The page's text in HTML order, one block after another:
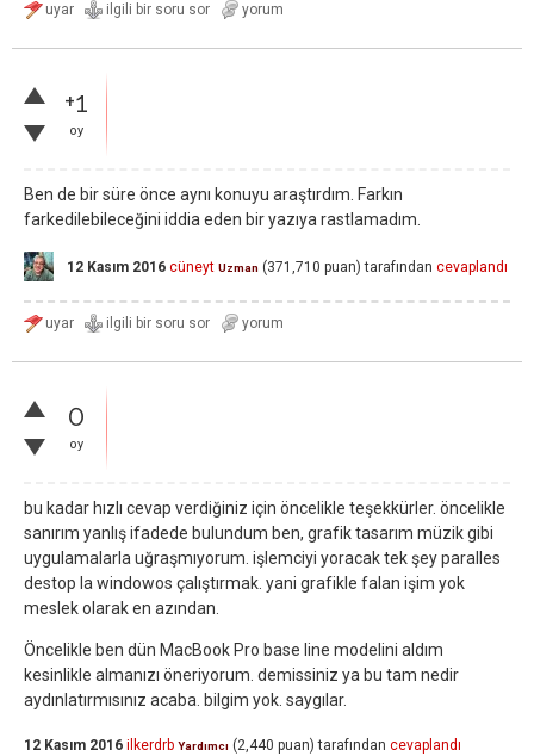
+1
oy
Ben de bir süre önce aynı konuyu araştırdım. Farkın
farkedilebileceğini iddia eden bir yazıya rastlamadım.
12 Kasım 2016 cüneyt Uzman (371,710 puan) tarafından cevaplandı
0
oy
bu kadar hızlı cevap verdiğiniz için öncelikle teşekkürler. öncelikle
sanırım yanlış ifadede bulundum ben, grafik tasarım müzik gibi
uygulamalarla uğraşmıyorum. işlemciyi yoracak tek şey paralles
destop la windowos çalıştırmak. yani grafikle falan işim yok
meslek olarak en azından.
Öncelikle ben dün MacBook Pro base line modelini aldım
kesinlikle almanızı öneriyorum. demissiniz ya bu tam nedir
aydınlatırmısınız acaba. bilgim yok. saygılar.
12 Kasım 2016 ilkerdrb Yardımcı (2,440 puan) tarafından cevaplandı